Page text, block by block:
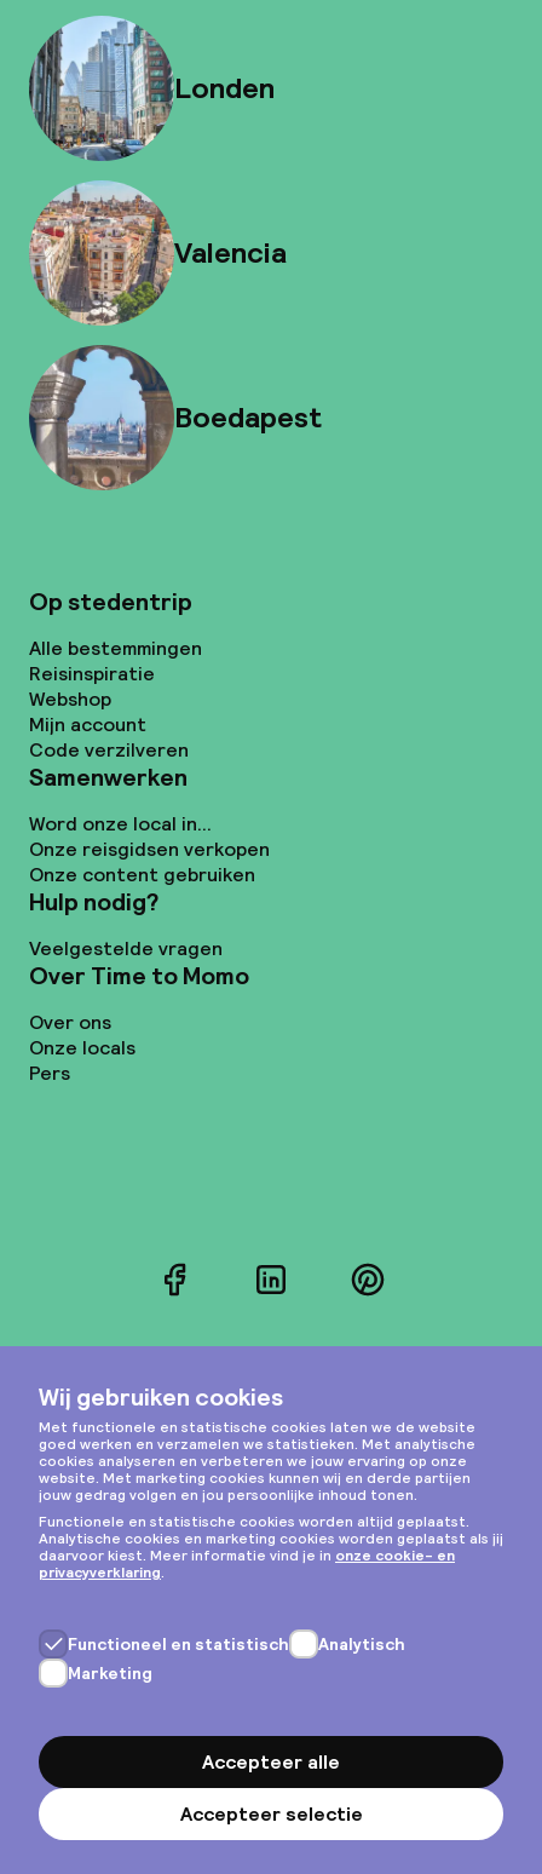
Londen
Valencia
Boedapest
Op stedentrip
Alle bestemmingen
Reisinspiratie
Webshop
Mijn account
Code verzilveren
Samenwerken
Word onze local in...
Onze reisgidsen verkopen
Onze content gebruiken
Hulp nodig?
Veelgestelde vragen
Over Time to Momo
Over ons
Onze locals
Pers
FacebookLinkedInPinterest
Instagram
Privacy & cookies
Algemene voorwaarden